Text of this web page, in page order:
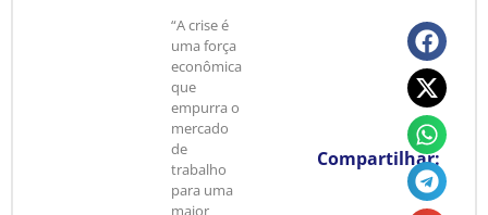
“A crise é
uma força
econômica
que
empurra o
mercado
de
trabalho
para uma
maior
Compartilhar: